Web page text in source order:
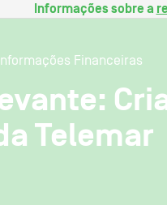
Informações sobre a
Informações Financeiras
Telemar